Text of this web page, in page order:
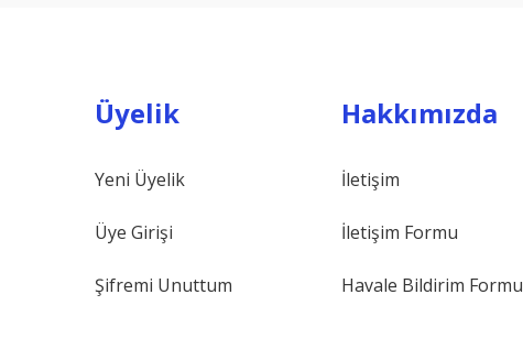
Üyelik
Yeni Üyelik
Üye Girişi
Şifremi Unuttum
Hakkımızda
İletişim
İletişim Formu
Havale Bildirim Formu